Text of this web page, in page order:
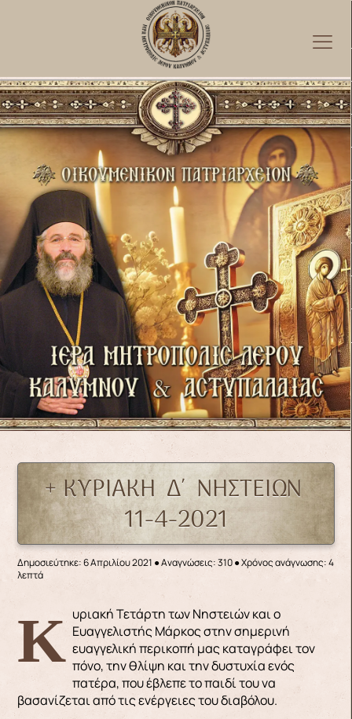
+ ΚΥΡΙΑΚΗ Δ΄ ΝΗΣΤΕΙΩΝ
11-4-2021
Δημοσιεύτηκε: 6 Απριλίου 2021 ●Αναγνώσεις: 310● Χρόνος ανάγνωσης: 4
λεπτά
Κυριακή Τετάρτη των Νηστειών και ο Ευαγγελιστής Μάρκος στην σημερινή
ευαγγελική περικοπή μας καταγράφει τον
πόνο, την θλίψη και την δυστυχία ενός
πατέρα, που έβλεπε το παιδί του να
βασανίζεται από τις ενέργειες του διαβόλου.